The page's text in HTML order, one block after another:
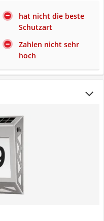
hat nicht die beste
Schutzart
Zahlen nicht sehr
hoch